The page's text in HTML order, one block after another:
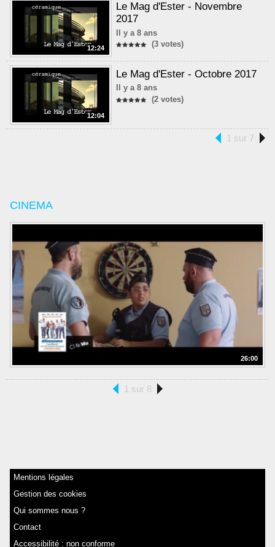
12:24
Le Mag d'Ester - Novembre
2017
Il y a 8 ans
(3 votes)
12:04
Le Mag d'Ester - Octobre 2017
Il y a 8 ans
(2 votes)
1 sur 7
CINEMA
26:00
1 sur 8
Mentions légales
Gestion des cookies
Qui sommes nous ?
Contact
Accessibilité : non conforme